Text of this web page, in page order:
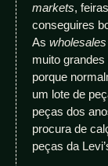
markets,
conseguires
As wholesales
muito
porque
um lote de
peças dos
procura de
peças da